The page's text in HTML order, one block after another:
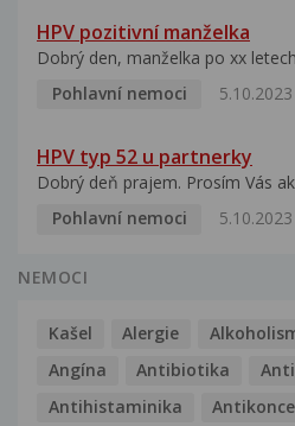
HPV pozitivní manželka
Dobrý den, manželka po xx
Pohlavní nemoci
5.10.2023
HPV typ 52 u partnerky
Dobrý deň prajem. Prosím Vás
Pohlavní nemoci
5.10.2023
NEMOCI
Kašel Alergie
Angína
Antibiotika
Antihistaminika